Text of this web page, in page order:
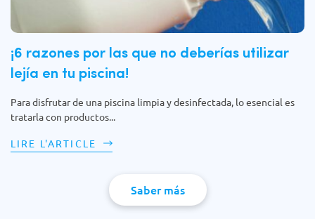
¡6 razones por las que no deberías utilizar
lejía en tu piscina!
Para disfrutar de una piscina limpia y desinfectada, lo esencial es
tratarla con productos...
LIRE L'ARTICLE
Saber más